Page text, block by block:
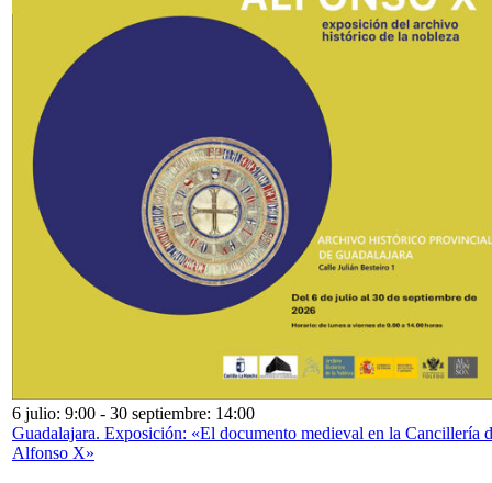
6 julio: 9:00 - 30 septiembre: 14:00
Guadalajara. Exposición: «El documento medieval en la Cancillería
Alfonso X»